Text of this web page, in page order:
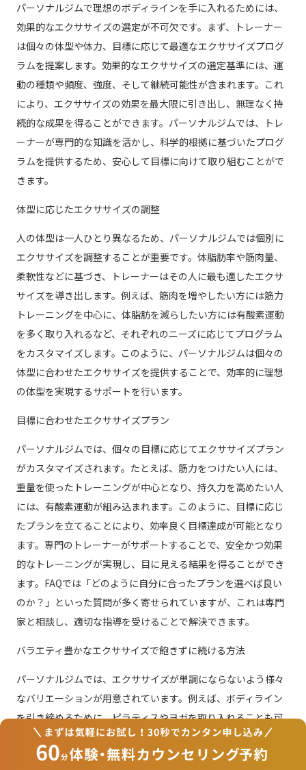
パーソナルジムで理想のボディラインを手に入れるためには、
効果的なエクササイズの選定が不可欠です。まず、トレーナー
は個々の体型や体力、目標に応じて最適なエクササイズプログ
ラムを提案します。効果的なエクササイズの選定基準には、運
動の種類や頻度、強度、そして継続可能性が含まれます。これ
により、エクササイズの効果を最大限に引き出し、無理なく持
続的な成果を得ることができます。パーソナルジムでは、トレ
ーナーが専門的な知識を活かし、科学的根拠に基づいたプログ
ラムを提供するため、安心して目標に向けて取り組むことがで
きます。
体型に応じたエクササイズの調整
人の体型は一人ひとり異なるため、パーソナルジムでは個別に
エクササイズを調整することが重要です。体脂肪率や筋肉量、
柔軟性などに基づき、トレーナーはその人に最も適したエクサ
サイズを導き出します。例えば、筋肉を増やしたい方には筋力
トレーニングを中心に、体脂肪を減らしたい方には有酸素運動
を多く取り入れるなど、それぞれのニーズに応じてプログラム
をカスタマイズします。このように、パーソナルジムは個々の
体型に合わせたエクササイズを提供することで、効率的に理想
の体型を実現するサポートを行います。
目標に合わせたエクササイズプラン
パーソナルジムでは、個々の目標に応じてエクササイズプラン
がカスタマイズされます。たとえば、筋力をつけたい人には、
重量を使ったトレーニングが中心となり、持久力を高めたい人
には、有酸素運動が組み込まれます。このように、目標に応じ
たプランを立てることにより、効率良く目標達成が可能となり
ます。専門のトレーナーがサポートすることで、安全かつ効果
的なトレーニングが実現し、目に見える結果を得ることができ
ます。FAQでは「どのように自分に合ったプランを選べば良い
のか？」といった質問が多く寄せられていますが、これは専門
家と相談し、適切な指導を受けることで解決できます。
バラエティ豊かなエクササイズで飽きずに続ける方法
パーソナルジムでは、エクササイズが単調にならないよう様々
なバリエーションが用意されています。例えば、ボディライン
を引き締めるために、ピラティスやヨガを取り入れることも可
能です。また、トレーナーは定期的にプランを見直し、新しい
エクササイズを導入することで、常に新鮮な刺激を提供しま